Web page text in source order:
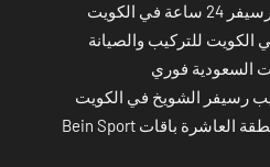
الكويت
الكويت للتركيب والصيانة
السعودية فوري
رسيفر الشويخ في الكويت
اشتراك بي ان سبورت المنطقة العاشرة باقات Bein Sport